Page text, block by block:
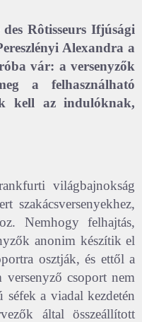
Rôtisseurs Ifjúsági
Alexandra a
vár: a versenyzők
a felhasználható
kell az indulóknak,
világbajnokság
szakácsversenyekhez,
Nemhogy felhajtás,
anonim készítik el
osztják, és ettől a
csoport nem
a viadal kezdetén
által összeállított